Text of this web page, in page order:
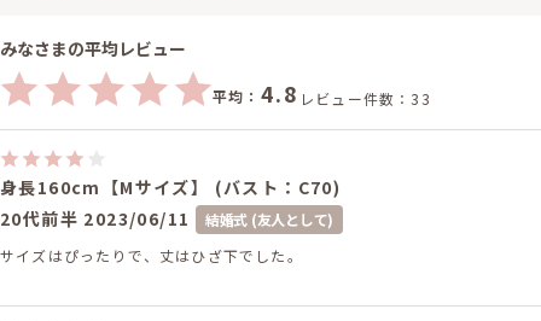
みなさまの平均レビュー
平均： 4.8 レビュー件数：33
身長160cm【Mサイズ】 (バスト：C70)
20代前半 2023/06/11
結婚式 (友人として)
サイズはぴったりで、丈はひざ下でした。